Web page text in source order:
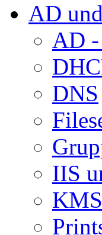
AD
AD -
DNS
IIS
KMS